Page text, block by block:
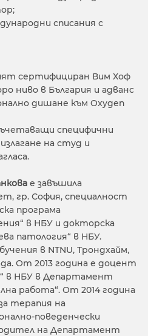
списания с
сертифициран Вим Хоф
ниво в България и адванс
дишане към Oxygen
специфични
на студ и
е завъшила
гр. София, специалност
програма
в НБУ и докторска
патология“ в НБУ.
в NTNU, Трондхайм,
От 2013 година е доцент
в НБУ в Департамент
работа“. От 2014 година
терапия на
поведенчески
на Департамент